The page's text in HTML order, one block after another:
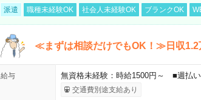
派遣 職種未経験OK 社会人未経験OK ブランクOK
≪まずは相談だけでもOK！≫日収1.2
給与 無資格未経験：時給1500円～ ■週払
交通費別途支給あり